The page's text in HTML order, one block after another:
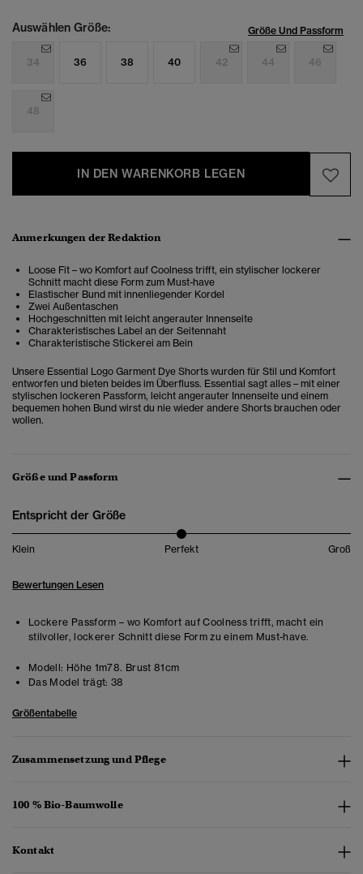
Auswählen Größe: Größe Und Passform
34 36 38 40 42 44 46
48
IN DEN WARENKORB LEGEN
Anmerkungen der Redaktion
Loose Fit – wo Komfort auf Coolness trifft, ein stylischer lockerer
Schnitt macht diese Form zum Must-have
Elastischer Bund mit innenliegender Kordel
Zwei Außentaschen
Hochgeschnitten mit leicht angerauter Innenseite
Charakteristisches Label an der Seitennaht
Charakteristische Stickerei am Bein
Unsere Essential Logo Garment Dye Shorts wurden für Stil und Komfort
entworfen und bieten beides im Überfluss. Essential sagt alles – mit einer
stylischen lockeren Passform, leicht angerauter Innenseite und einem
bequemen hohen Bund wirst du nie wieder andere Shorts brauchen oder
wollen.
Größe und Passform
Entspricht der Größe
Klein Perfekt Groß
Bewertungen Lesen
Lockere Passform – wo Komfort auf Coolness trifft, macht ein
stilvoller, lockerer Schnitt diese Form zu einem Must-have.
Modell: Höhe 1m78. Brust 81cm
Das Model trägt: 38
Größentabelle
Zusammensetzung und Pflege
100 % Bio-Baumwolle
Kontakt